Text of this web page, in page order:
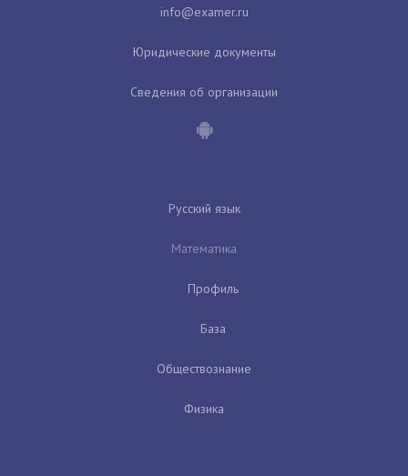
Юридические документы
Сведения об организации
Русский язык
Математика
Профиль
База
Обществознание
Физика